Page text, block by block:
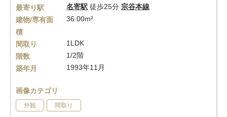
最寄り駅
名寄駅 徒歩25分 宗谷本線
建物/専有面
積
36.00m²
間取り
1LDK
階数
1/2階
築年月
1993年11月
画像カテゴリ
外観 間取り